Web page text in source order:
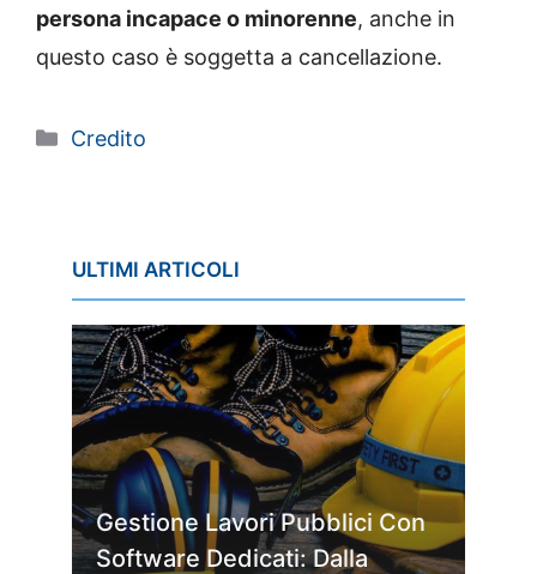
persona incapace o minorenne, anche in
questo caso è soggetta a cancellazione.
Categorie
Credito
ULTIMI ARTICOLI
Gestione Lavori Pubblici Con
Software Dedicati: Dalla